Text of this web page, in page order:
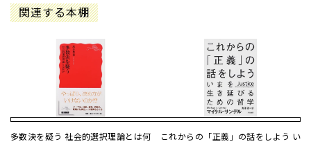
関連する本棚
多数決を疑う 社会的選択理論とは何
これからの「正義」の話をしよう い